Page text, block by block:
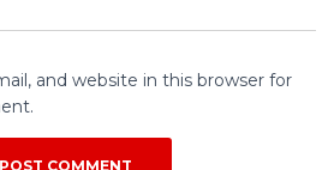
and website in this browser for